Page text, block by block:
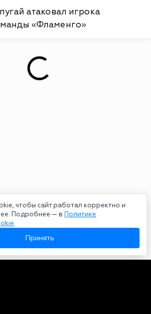
чтобы сайт работал корректно и
Подробнее — в Политике
.
Принять
атаковал игрока
«Фламенго»